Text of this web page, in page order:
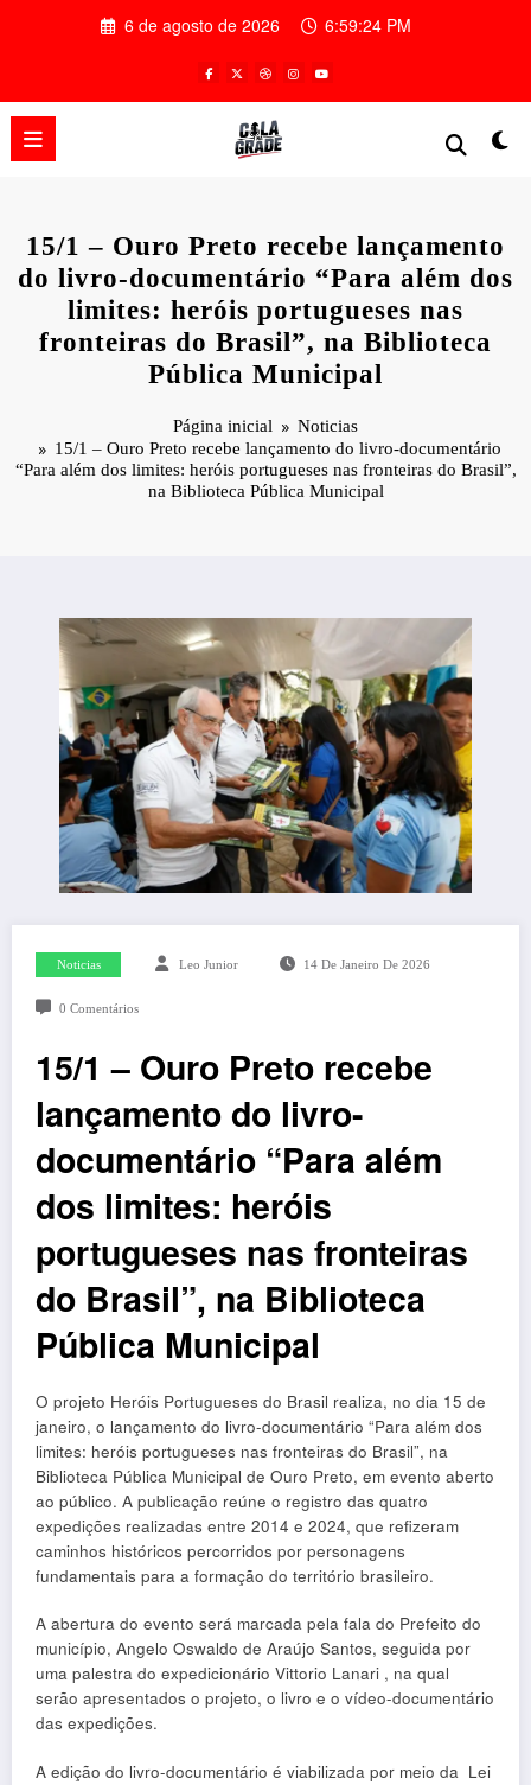
6 de agosto de 2026 6:59:25 PM
15/1 – Ouro Preto recebe lançamento
do livro-documentário “Para além dos
limites: heróis portugueses nas
fronteiras do Brasil”, na Biblioteca
Pública Municipal
Página inicial
Noticias
15/1 – Ouro Preto recebe lançamento do livro-documentário
“Para além dos limites: heróis portugueses nas fronteiras do Brasil”,
na Biblioteca Pública Municipal
Noticias Leo Junior 14 De Janeiro De 2026
0 Comentários
15/1 – Ouro Preto recebe
lançamento do livro-
documentário “Para além
dos limites: heróis
portugueses nas fronteiras
do Brasil”, na Biblioteca
Pública Municipal
O projeto Heróis Portugueses do Brasil realiza, no dia 15 de
janeiro, o lançamento do livro-documentário “Para além dos
limites: heróis portugueses nas fronteiras do Brasil”, na
Biblioteca Pública Municipal de Ouro Preto, em evento aberto
ao público. A publicação reúne o registro das quatro
expedições realizadas entre 2014 e 2024, que refizeram
caminhos históricos percorridos por personagens
fundamentais para a formação do território brasileiro.
A abertura do evento será marcada pela fala do Prefeito do
município, Angelo Oswaldo de Araújo Santos, seguida por
uma palestra do expedicionário Vittorio Lanari , na qual
serão apresentados o projeto, o livro e o vídeo-documentário
das expedições.
A edição do livro-documentário é viabilizada por meio da Lei